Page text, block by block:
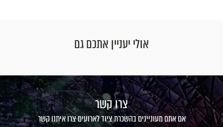
אולי יעניין אתכם גם
צרו קשר
אם אתם מעוניינים בהשכרת ציוד לארועים צרו איתנו קשר